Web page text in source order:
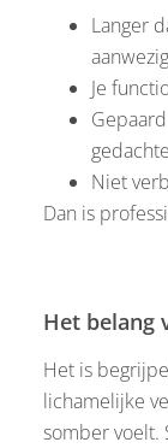
Langer
Je
Niet
Dan is
Het belang
Het is
lichamelijke
somber voelt.